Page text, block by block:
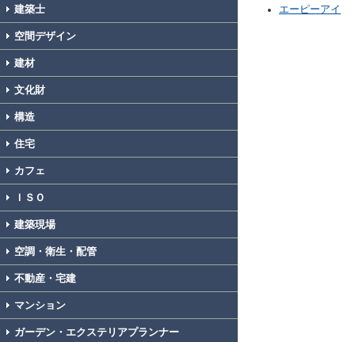
建築士
空間デザイン
建材
文化財
構造
住宅
カフェ
ＩＳＯ
建築現場
空調・衛生・配管
不動産・宅建
マンション
ガーデン・エクステリアプランナー
エーピーアイ